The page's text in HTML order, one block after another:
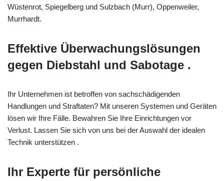
Wüstenrot, Spiegelberg und Sulzbach (Murr), Oppenweiler,
Murrhardt.
Effektive Überwachungslösungen
gegen Diebstahl und Sabotage .
Ihr Unternehmen ist betroffen von sachschädigenden
Handlungen und Straftaten? Mit unseren Systemen und Geräten
lösen wir Ihre Fälle. Bewahren Sie Ihre Einrichtungen vor
Verlust. Lassen Sie sich von uns bei der Auswahl der idealen
Technik unterstützen .
Ihr Experte für persönliche